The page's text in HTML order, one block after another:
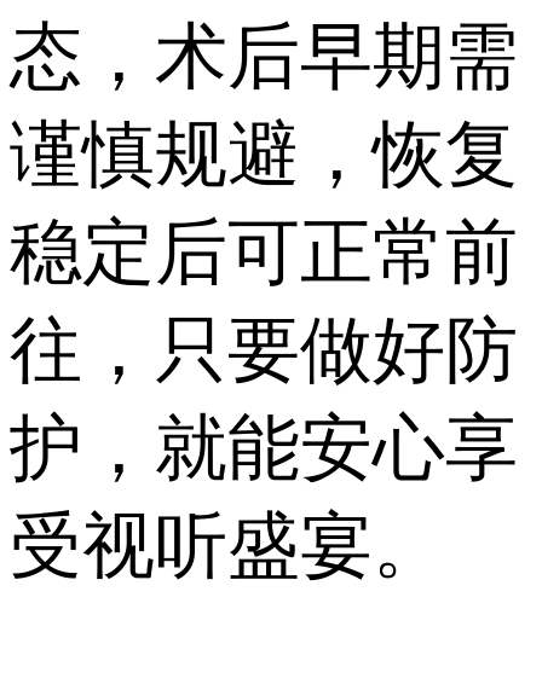
态，术后早期需
谨慎规避，恢复
稳定后可正常前
往，只要做好防
护，就能安心享
受视听盛宴。